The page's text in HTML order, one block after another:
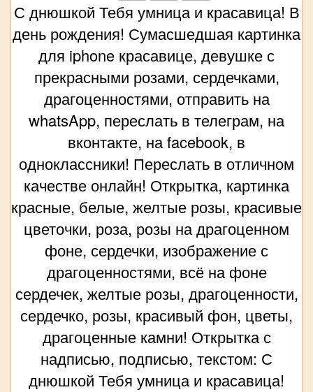
С днюшкой Тебя умница и красавица! В
день рождения! Сумасшедшая картинка
для iphone красавице, девушке с
прекрасными розами, сердечками,
драгоценностями, отправить на
whatsApp, переслать в телеграм, на
вконтакте, на facebook, в
одноклассники! Переслать в отличном
качестве онлайн! Открытка, картинка
красные, белые, желтые розы, красивые
цветочки, роза, розы на драгоценном
фоне, сердечки, изображение с
драгоценностями, всё на фоне
сердечек, желтые розы, драгоценности,
сердечко, розы, красивый фон, цветы,
драгоценные камни! Открытка с
надписью, подписью, текстом: С
днюшкой Тебя умница и красавица!